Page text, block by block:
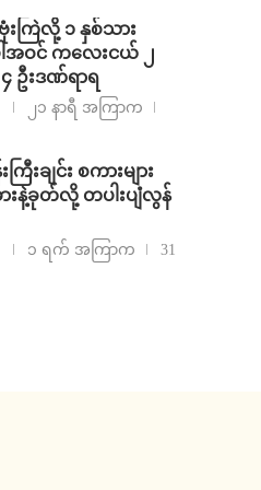
ကြဲလို့ ၁ နှစ်သား
အဝင် ကလေးငယ် ၂
ဦးဒဏ်ရာရ
၂၁ နာရီ အကြာက
ကြီးချင်း စကားများ
ဓားနဲ့ခုတ်လို့ တပါးပျံလွန်
၁ ရက် အကြာက
31